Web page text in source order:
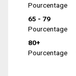
Pourcentage
65 - 79
Pourcentage
80+
Pourcentage